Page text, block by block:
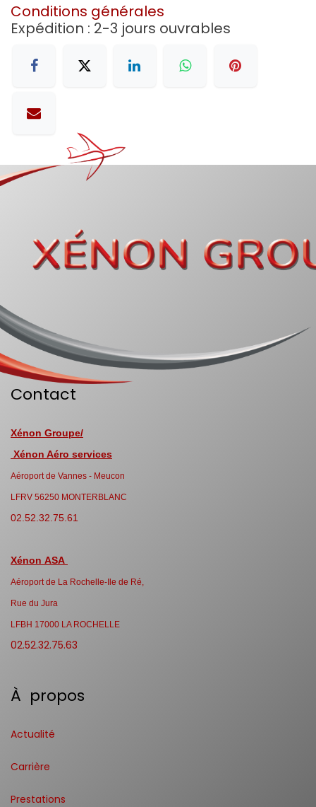
Conditions générales
Expédition : 2-3 jours ouvrables
Contact
Xénon Groupe/
Xénon Aéro services
Aéroport de Vannes - Meucon
LFRV 56250 MONTERBLANC
02.52.32.75.61
Xénon ASA
Aéroport de La Rochelle-Ile de Ré,
Rue du Jura
LFBH 17000 LA ROCHELLE
02.52.32.75.63
À propos
Actualité
Carrière
Prestations